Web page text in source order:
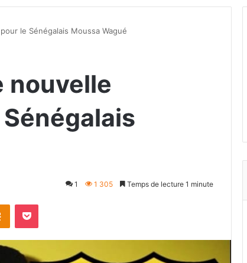
le Sénégalais Moussa Wagué
nouvelle
1 1 305 Temps de lecture 1 minute
Odnoklassniki
Pocket